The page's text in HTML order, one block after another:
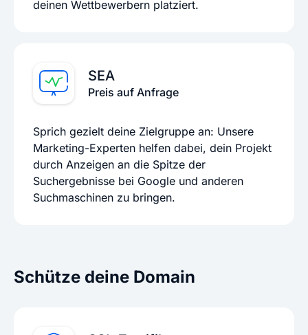
deinen Wettbewerbern platziert.
SEA
Preis auf Anfrage
Sprich gezielt deine Zielgruppe an: Unsere
Marketing-Experten helfen dabei, dein Projekt
durch Anzeigen an die Spitze der
Suchergebnisse bei Google und anderen
Suchmaschinen zu bringen.
Schütze deine Domain